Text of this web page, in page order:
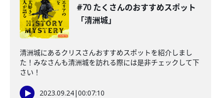
#70 たくさんのおすすめスポット
「清洲城」
清洲城にあるクリスさんおすすめスポットを紹介しまし
た！みなさんも清洲城を訪れる際には是非チェックして下
さい！
2023.09.24|00:07:10